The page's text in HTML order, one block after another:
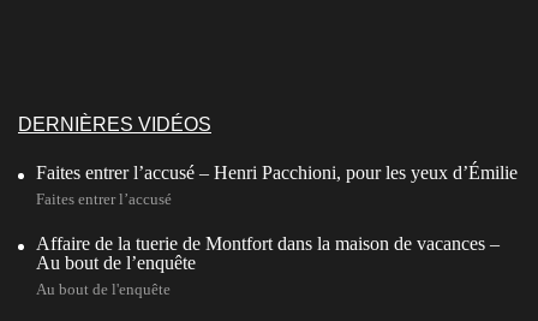
DERNIÈRES VIDÉOS
Faites entrer l’accusé – Henri Pacchioni, pour les yeux d’Émilie
Faites entrer l’accusé
Affaire de la tuerie de Montfort dans la maison de vacances –
Au bout de l’enquête
Au bout de l'enquête